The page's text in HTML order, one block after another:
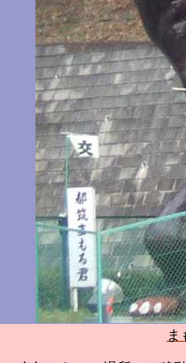
ま